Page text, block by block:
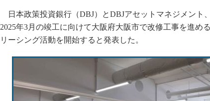
日本政策投資銀行（DBJ）とDBJアセットマネジメント、
2025年3月の竣工に向けて大阪府大阪市で改修工事を進め
リーシング活動を開始すると発表した。